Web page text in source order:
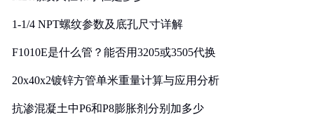
1-1/4 NPT螺纹参数及底孔尺寸详解
F1010E是什么管？能否用3205或3505代换
20x40x2镀锌方管单米重量计算与应用分析
抗渗混凝土中P6和P8膨胀剂分别加多少